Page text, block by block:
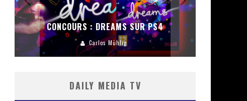
CONCOURS : DREAMS SUR PS4
Carlos Mühlig
DAILY MEDIA TV